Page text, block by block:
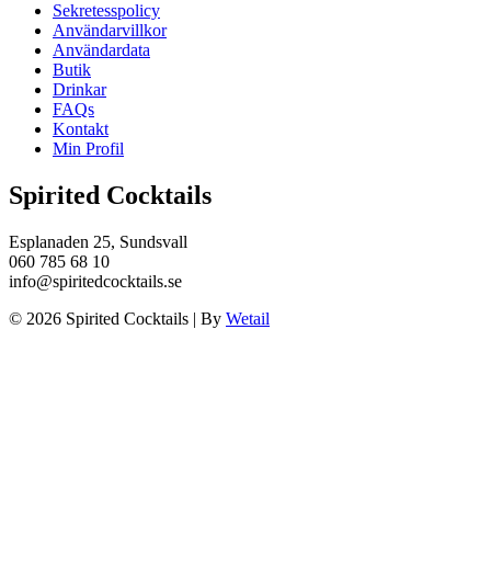
Sekretesspolicy
Användarvillkor
Användardata
Butik
Drinkar
FAQs
Kontakt
Min Profil
Spirited Cocktails
Esplanaden 25, Sundsvall
060 785 68 10
info@spiritedcocktails.se
© 2026 Spirited Cocktails | By Wetail